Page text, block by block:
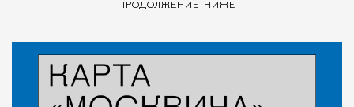
ПРОДОЛЖЕНИЕ НИЖЕ